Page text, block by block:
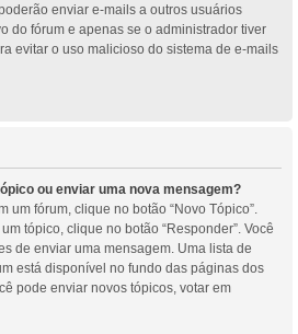
enviar e-mails a outros usuários
do fórum e apenas se o administrador tiver
evitar o uso malicioso do sistema de e-mails
ou enviar uma nova mensagem?
um fórum, clique no botão “Novo Tópico”.
tópico, clique no botão “Responder”. Você
de enviar uma mensagem. Uma lista de
está disponível no fundo das páginas dos
pode enviar novos tópicos, votar em